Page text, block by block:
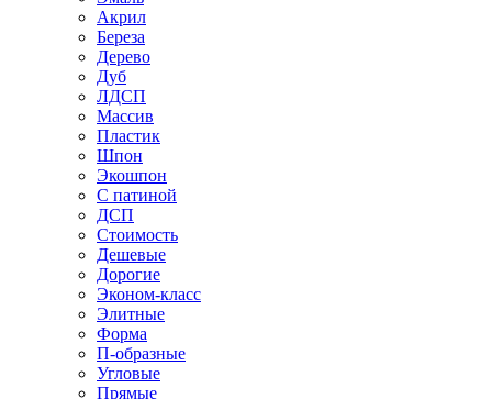
Акрил
Береза
Дерево
Дуб
ЛДСП
Массив
Пластик
Шпон
Экошпон
С патиной
ДСП
Стоимость
Дешевые
Дорогие
Эконом-класс
Элитные
Форма
П-образные
Угловые
Прямые